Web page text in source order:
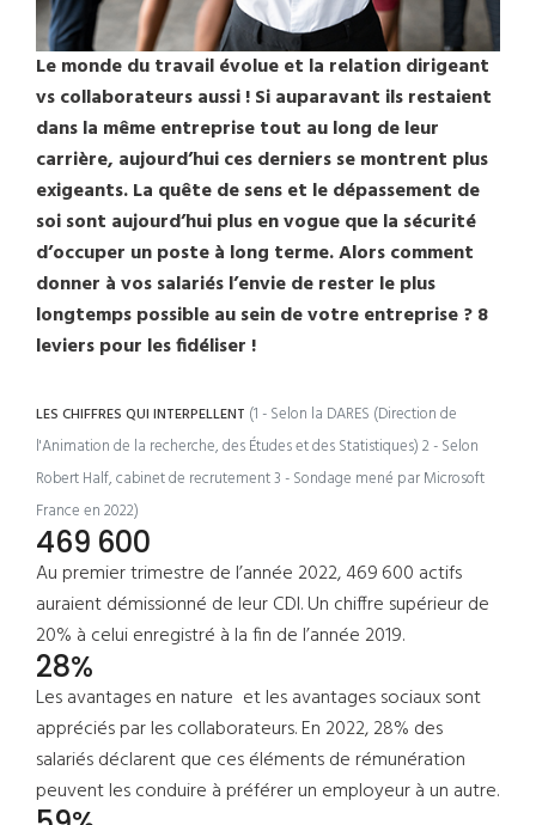
Le monde du travail évolue et la relation dirigeant
vs collaborateurs aussi ! Si auparavant ils restaient
dans la même entreprise tout au long de leur
carrière, aujourd’hui ces derniers se montrent plus
exigeants. La quête de sens et le dépassement de
soi sont aujourd’hui plus en vogue que la sécurité
d’occuper un poste à long terme. Alors comment
donner à vos salariés l’envie de rester le plus
longtemps possible au sein de votre entreprise ? 8
leviers pour les fidéliser !
LES CHIFFRES QUI INTERPELLENT (1 - Selon la DARES (Direction de
l'Animation de la recherche, des Études et des Statistiques)2 - Selon
Robert Half, cabinet de recrutement3 - Sondage mené par Microsoft
France en 2022)
469 600
Au premier trimestre de l’année 2022, 469 600 actifs
auraient démissionné de leur CDI. Un chiffre supérieur de
20% à celui enregistré à la fin de l’année 2019.
28%
Les avantages en nature et les avantages sociaux sont
appréciés par les collaborateurs. En 2022, 28% des
salariés déclarent que ces éléments de rémunération
peuvent les conduire à préférer un employeur à un autre.